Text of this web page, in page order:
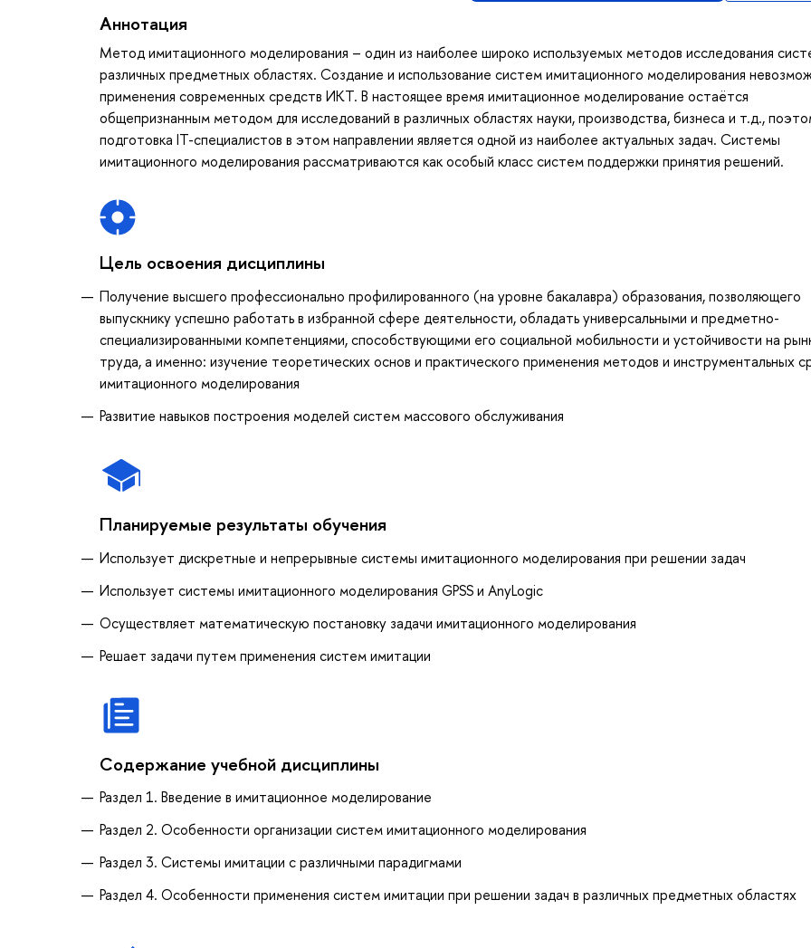
Аннотация
Метод имитационного моделирования – один из наиболее широко используемых методов исследования
различных предметных областях. Создание и использование систем имитационного моделирования
применения современных средств ИКТ. В настоящее время имитационное моделирование остаётся
общепризнанным методом для исследований в различных областях науки, производства, бизнеса и т.д.,
подготовка IT-специалистов в этом направлении является одной из наиболее актуальных задач. Системы
имитационного моделирования рассматриваются как особый класс систем поддержки принятия решений.
Цель освоения дисциплины
Получение высшего профессионально профилированного (на уровне бакалавра) образования, позволяющего
выпускнику успешно работать в избранной сфере деятельности, обладать универсальными и предметно-
специализированными компетенциями, способствующими его социальной мобильности и устойчивости на
труда, а именно: изучение теоретических основ и практического применения методов и инструментальных
имитационного моделирования
Развитие навыков построения моделей систем массового обслуживания
Планируемые результаты обучения
Использует дискретные и непрерывные системы имитационного моделирования при решении задач
Использует системы имитационного моделирования GPSS и AnyLogic
Осуществляет математическую постановку задачи имитационного моделирования
Решает задачи путем применения систем имитации
Содержание учебной дисциплины
Раздел 1. Введение в имитационное моделирование
Раздел 2. Особенности организации систем имитационного моделирования
Раздел 3. Системы имитации с различными парадигмами
Раздел 4. Особенности применения систем имитации при решении задач в различных предметных областях